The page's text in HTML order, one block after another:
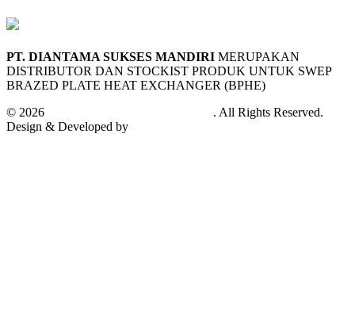
PT. DIANTAMA SUKSES MANDIRI MERUPAKAN
DISTRIBUTOR DAN STOCKIST PRODUK UNTUK SWEP
BRAZED PLATE HEAT EXCHANGER (BPHE)
© 2026
. All Rights Reserved.
Design & Developed by